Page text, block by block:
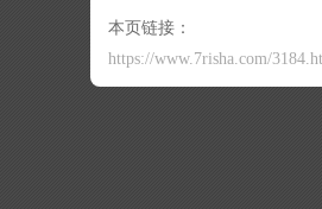
本页链接：
https://www.7risha.com/